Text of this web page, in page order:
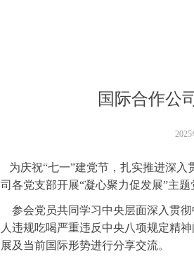
国际合作公
为庆祝“七一”建党节，扎实推进深
司各党支部开展“凝心聚力促发展”主
参会党员共同学习中央层面深入贯
人违规吃喝严重违反中央八项规定精
展及当前国际形势进行分享交流。